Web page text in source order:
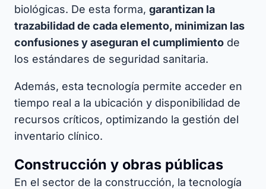
biológicas. De esta forma, garantizan la
trazabilidad de cada elemento, minimizan las
confusiones y aseguran el cumplimiento de
los estándares de seguridad sanitaria.
Además, esta tecnología permite acceder en
tiempo real a la ubicación y disponibilidad de
recursos críticos, optimizando la gestión del
inventario clínico.
Construcción y obras públicas
En el sector de la construcción, la tecnología